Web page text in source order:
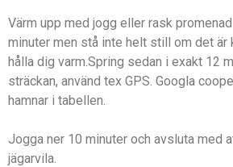
Värm upp med jogg eller rask
minuter men stå inte helt still om det är
hålla dig varm.Spring sedan i exakt 12
sträckan, använd tex GPS. Googla
hamnar i tabellen.
Jogga ner 10 minuter och avsluta med
jägarvila.